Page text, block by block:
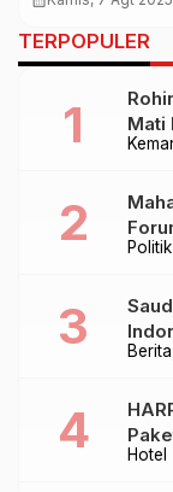
Akuntabel
TERPOPULER
Mati
Politik
Berita
Baru
Hotel